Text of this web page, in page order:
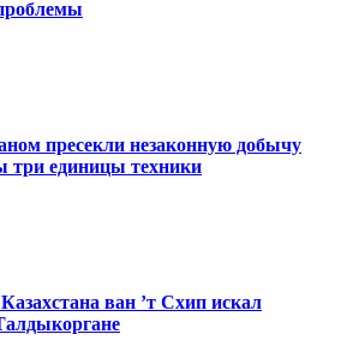
пресекли незаконную добычу
три единицы техники
ван ’т Схип искал